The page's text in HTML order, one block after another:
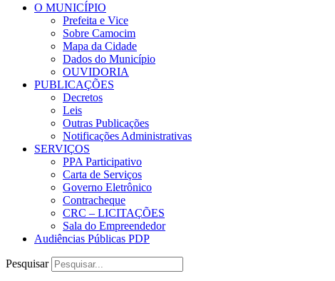
O MUNICÍPIO
Prefeita e Vice
Sobre Camocim
Mapa da Cidade
Dados do Município
OUVIDORIA
PUBLICAÇÕES
Decretos
Leis
Outras Publicações
Notificações Administrativas
SERVIÇOS
PPA Participativo
Carta de Serviços
Governo Eletrônico
Contracheque
CRC – LICITAÇÕES
Sala do Empreendedor
Audiências Públicas PDP
Pesquisar